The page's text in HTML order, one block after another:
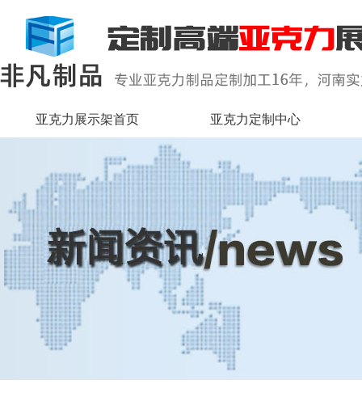
亚克力展示架首页 亚克力定制中心